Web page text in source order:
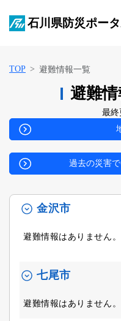
石川県防災ポー
TOP 避難情報一覧
避難
最終
過去の災害
金沢市
避難情報はありません。
七尾市
避難情報はありません。